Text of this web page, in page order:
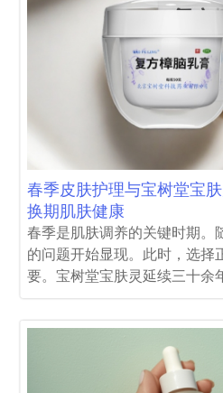
春季皮肤护理与宝树堂宝
换期肌肤健康
春季是肌肤调养的关键时期。
的问题开始显现。此时，选择
要。宝树堂宝肤灵延续三十余
素，通过OTC认证，为春季肌